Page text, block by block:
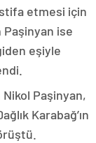
etmesi için
ise
eşiyle
Paşinyan,
Karabağ’ın